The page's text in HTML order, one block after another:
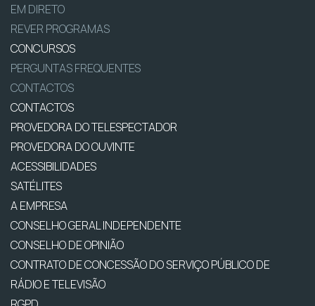
EM DIRETO
REVER PROGRAMAS
CONCURSOS
PERGUNTAS FREQUENTES
CONTACTOS
CONTACTOS
PROVEDORA DO TELESPECTADOR
PROVEDORA DO OUVINTE
ACESSIBILIDADES
SATÉLITES
A EMPRESA
CONSELHO GERAL INDEPENDENTE
CONSELHO DE OPINIÃO
CONTRATO DE CONCESSÃO DO SERVIÇO PÚBLICO DE
RÁDIO E TELEVISÃO